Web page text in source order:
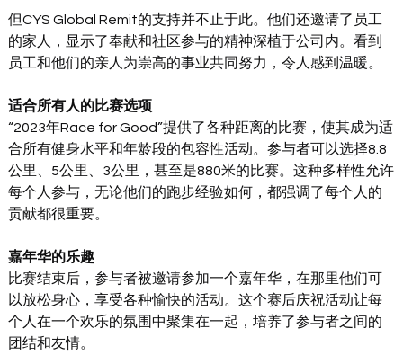
但CYS Global Remit的支持并不止于此。他们还邀请了员工
的家人，显示了奉献和社区参与的精神深植于公司内。看到
员工和他们的亲人为崇高的事业共同努力，令人感到温暖。
适合所有人的比赛选项
“2023年Race for Good”提供了各种距离的比赛，使其成为适
合所有健身水平和年龄段的包容性活动。参与者可以选择8.8
公里、5公里、3公里，甚至是880米的比赛。这种多样性允许
每个人参与，无论他们的跑步经验如何，都强调了每个人的
贡献都很重要。
嘉年华的乐趣
比赛结束后，参与者被邀请参加一个嘉年华，在那里他们可
以放松身心，享受各种愉快的活动。这个赛后庆祝活动让每
个人在一个欢乐的氛围中聚集在一起，培养了参与者之间的
团结和友情。